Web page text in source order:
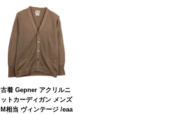
古着 Gepner アクリルニ
ットカーディガン メンズ
M相当 ヴィンテージ /eaa